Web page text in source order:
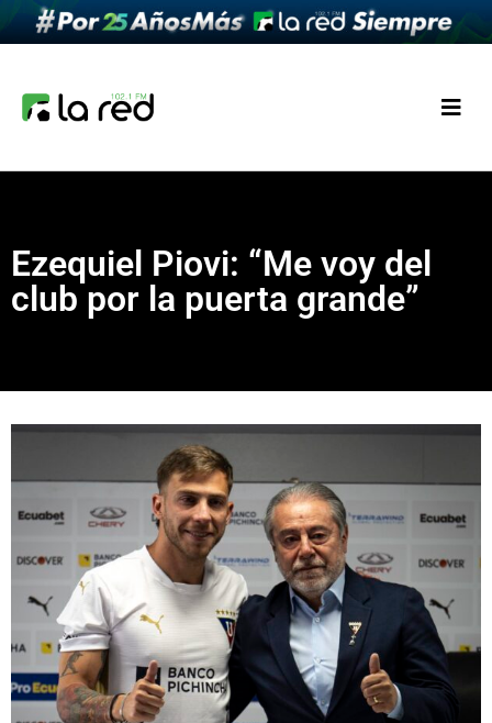
Ezequiel Piovi: “Me voy del
club por la puerta grande”